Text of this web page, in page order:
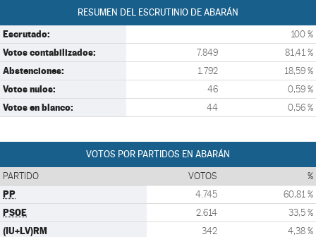
RESUMEN DEL ESCRUTINIO DE ABARÁN
Escrutado: 100 %
Votos contabilizados: 7.849 81,41 %
Abstenciones: 1.792 18,59 %
Votos nulos: 46 0,59 %
Votos en blanco: 44 0,56 %
VOTOS POR PARTIDOS EN ABARÁN
PARTIDO VOTOS %
PP 4.745 60,81 %
PSOE 2.614 33,5 %
(IU+LV)RM 342 4,38 %